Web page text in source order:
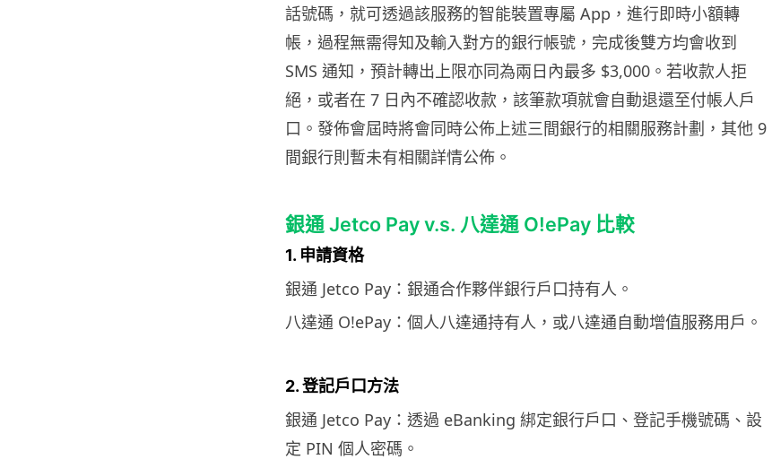
話號碼，就可透過該服務的智能裝置專屬 App，進行即時小額轉
帳，過程無需得知及輸入對方的銀行帳號，完成後雙方均會收到
SMS 通知，預計轉出上限亦同為兩日內最多 $3,000。若收款人拒
絕，或者在 7 日內不確認收款，該筆款項就會自動退還至付帳人戶
口。發佈會屆時將會同時公佈上述三間銀行的相關服務計劃，其他 9
間銀行則暫未有相關詳情公佈。
銀通 Jetco Pay v.s. 八達通 O!ePay 比較
1. 申請資格
銀通 Jetco Pay：銀通合作夥伴銀行戶口持有人。
八達通 O!ePay：個人八達通持有人，或八達通自動增值服務用戶。
2. 登記戶口方法
銀通 Jetco Pay：透過 eBanking 綁定銀行戶口、登記手機號碼、設
定 PIN 個人密碼。